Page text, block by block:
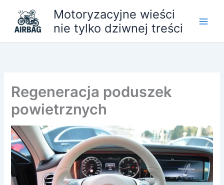
treści
Motoryzacyjne wieści
nie tylko dziwnej treści
Regeneracja poduszek
powietrznych